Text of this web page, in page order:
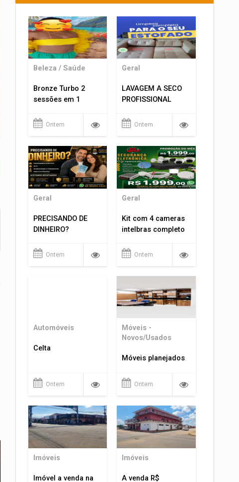
Beleza / Saúde
Bronze Turbo 2
sessões em 1
Ontem
Geral
LAVAGEM A SECO
PROFISSIONAL
Ontem
Geral
PRECISANDO DE
DINHEIRO?
Ontem
Geral
Kit com 4 cameras
intelbras completo
Ontem
Automóveis
Celta
Ontem
Móveis -
Novos/Usados
Móveis planejados
Ontem
Imóveis
Imóvel a venda na
Imóveis
A venda R$